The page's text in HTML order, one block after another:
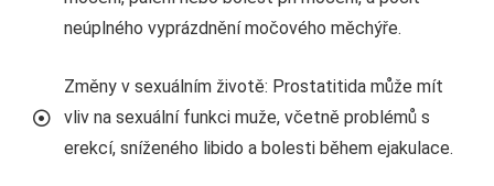
neúplného vyprázdnění močového měchýře.
Změny v sexuálním životě: Prostatitida může mít
vliv na sexuální funkci muže, včetně problémů s
erekcí, sníženého libido a bolesti během ejakulace.